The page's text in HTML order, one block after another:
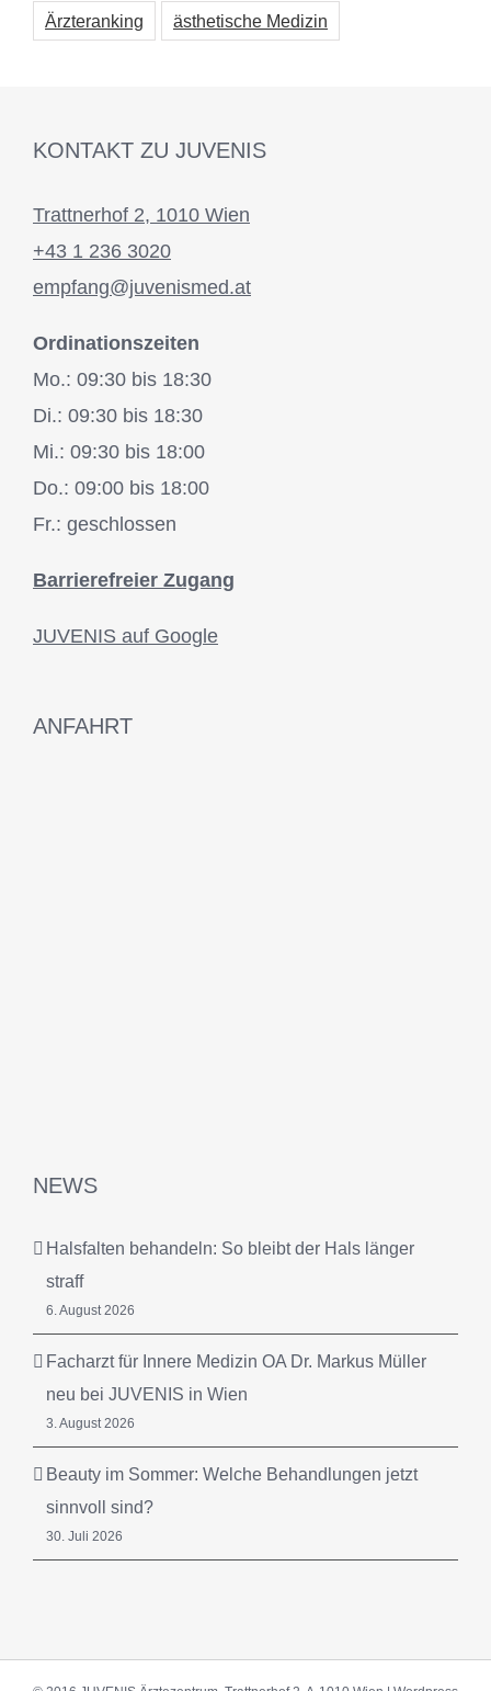
Ärzteranking ästhetische Medizin
KONTAKT ZU JUVENIS
Trattnerhof 2, 1010 Wien
+43 1 236 3020
empfang@juvenismed.at
Ordinationszeiten
Mo.: 09:30 bis 18:30
Di.: 09:30 bis 18:30
Mi.: 09:30 bis 18:00
Do.: 09:00 bis 18:00
Fr.: geschlossen
Barrierefreier Zugang
JUVENIS auf Google
ANFAHRT
NEWS
Halsfalten behandeln: So bleibt der Hals länger
straff
6. August 2026
Facharzt für Innere Medizin OA Dr. Markus Müller
neu bei JUVENIS in Wien
3. August 2026
Beauty im Sommer: Welche Behandlungen jetzt
sinnvoll sind?
30. Juli 2026